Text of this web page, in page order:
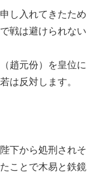
し入れてきたため
戦は避けられない
趙元份）を皇位に
は反対します。
下から処刑されそ
ことで木易と鉄鏡